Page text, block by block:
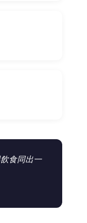
食同出一